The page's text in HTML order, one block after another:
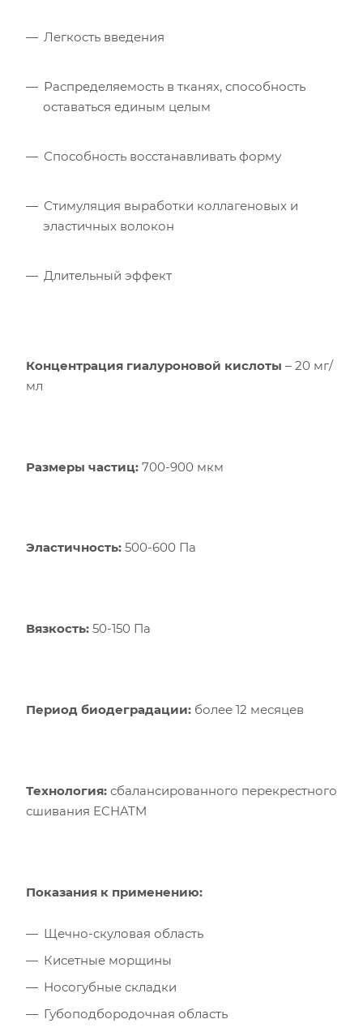
Легкость введения
Распределяемость в тканях, способность
оставаться единым целым
Способность восстанавливать форму
Стимуляция выработки коллагеновых и
эластичных волокон
Длительный эффект
Концентрация гиалуроновой кислоты – 20 мг/
мл
Размеры частиц: 700-900 мкм
Эластичность: 500-600 Па
Вязкость: 50-150 Па
Период биодеградации: более 12 месяцев
Технология: сбалансированного перекрестного
сшивания ECHATM
Показания к применению:
Щечно-скуловая область
Кисетные морщины
Носогубные складки
Губоподбородочная область